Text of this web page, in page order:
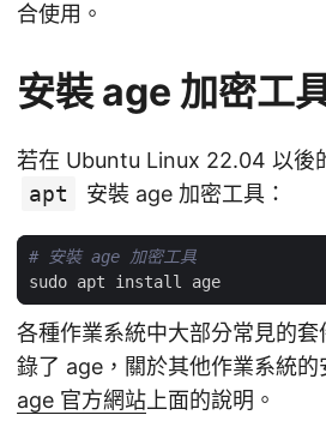
合使用。
安裝 age 加密工
若在 Ubuntu Linux 22.04 以後
apt
安裝 age 加密工具：
# 安裝 age 加密工具
各種作業系統中大部分常見的
錄了 age，關於其他作業系統
age 官方網站上面的說明。